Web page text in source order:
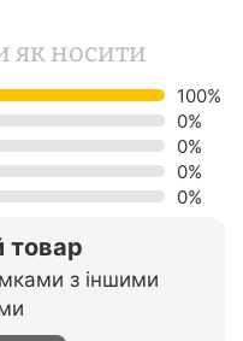
як носити
товар
з іншими
100%
0%
0%
0%
0%